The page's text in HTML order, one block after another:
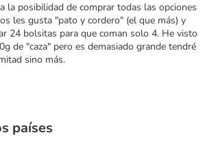
la posibilidad de comprar todas las opciones
les gusta "pato y cordero" (el que más) y
24 bolsitas para que coman solo 4. He visto
de "caza" pero es demasiado grande tendré
sino más.
países